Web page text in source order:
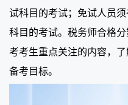
试科目的考试；免试人员
科目的考试。税务师合格
考考生重点关注的内容，
备考目标。